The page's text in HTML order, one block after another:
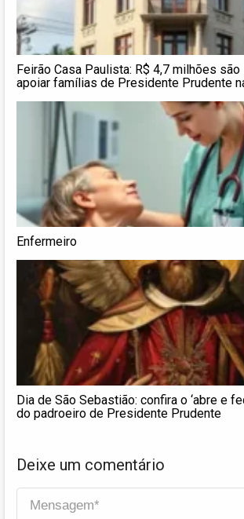
Feirão Casa Paulista: R$ 4,7 milhões
apoiar famílias de Presidente Prudente
Enfermeiro
Dia de São Sebastião: confira o ‘abre e
do padroeiro de Presidente Prudente
Deixe um comentário